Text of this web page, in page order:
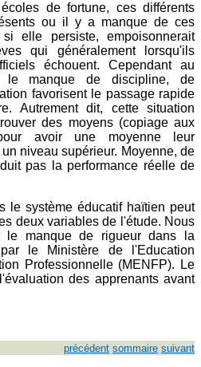
de fortune, ces différents
ou il y a manque de ces
elle persiste, empoisonnerait
qui généralement lorsqu'ils
échouent. Cependant au
manque de discipline, de
favorisent le passage rapide
Autrement dit, cette situation
des moyens (copiage aux
avoir une moyenne leur
niveau supérieur. Moyenne, de
pas la performance réelle de
le système éducatif haïtien peut
deux variables de l'étude. Nous
le manque de rigueur dans la
le Ministère de l'Education
Professionnelle (MENFP). Le
des apprenants avant
précédent sommaire suivant